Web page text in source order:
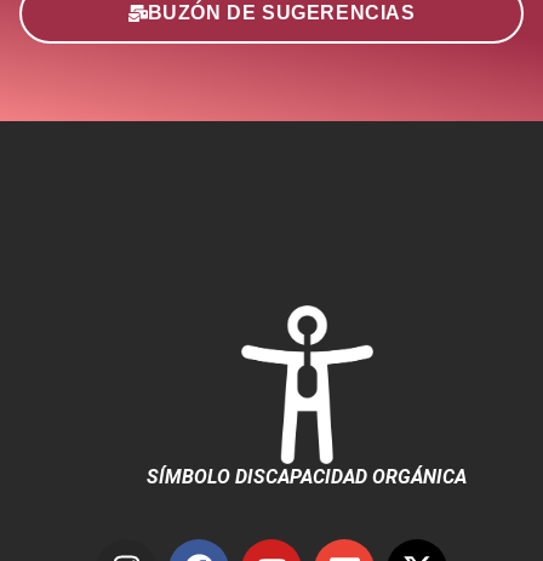
BUZÓN DE SUGERENCIAS
SÍMBOLO DISCAPACIDAD ORGÁNICA